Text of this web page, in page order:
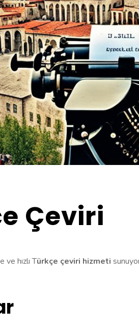
Çeviri
hızlı Türkçe çeviri hizmeti